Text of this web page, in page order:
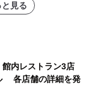
見る
内レストラン3店
各店舗の詳細を発